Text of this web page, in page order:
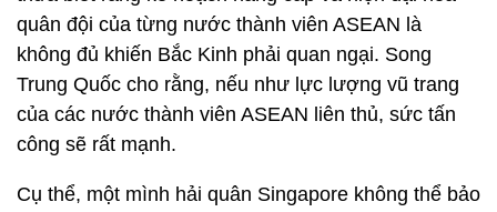
quân đội của từng nước thành viên ASEAN là
không đủ khiến Bắc Kinh phải quan ngại. Song
Trung Quốc cho rằng, nếu như lực lượng vũ trang
của các nước thành viên ASEAN liên thủ, sức tấn
công sẽ rất mạnh.
Cụ thể, một mình hải quân Singapore không thể bảo